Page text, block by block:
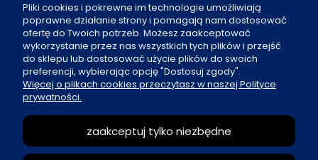
91 484 07 06
biuro@office-land.pl
Fax: 91 484 49 27
O nas
Zasady sprzedaży
Pliki cookies i pokrewne im technologie umożliwiają
poprawne działanie strony i pomagają nam dostosować
ofertę do Twoich potrzeb. Możesz zaakceptować
wykorzystanie przez nas wszystkich tych plików i przejść
do sklepu lub dostosować użycie plików do swoich
preferencji, wybierając opcję "Dostosuj zgody".
Więcej o plikach cookies przeczytasz w naszej Polityce
prywatności.
zaakceptuj tylko niezbędne